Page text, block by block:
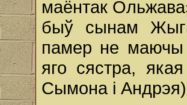
маёнтак
быў сынам
памер не маючы
яго сястра,
Сымона і